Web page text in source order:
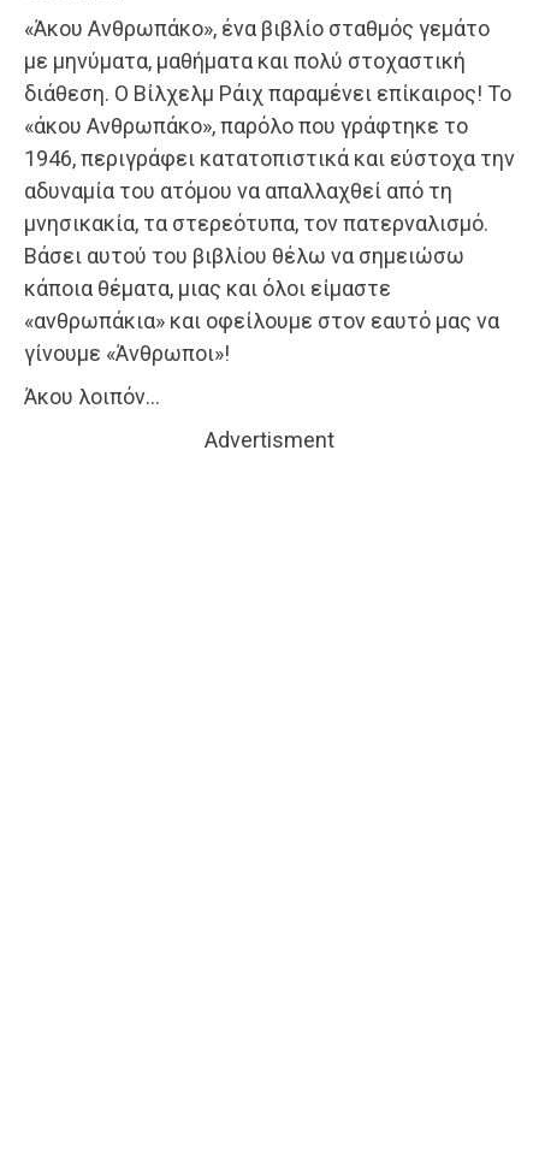
«Άκου Ανθρωπάκο», ένα βιβλίο σταθμός γεμάτο
με μηνύματα, μαθήματα και πολύ στοχαστική
διάθεση. Ο Βίλχελμ Ράιχ παραμένει επίκαιρος! Το
«άκου Ανθρωπάκο», παρόλο που γράφτηκε το
1946, περιγράφει κατατοπιστικά και εύστοχα την
αδυναμία του ατόμου να απαλλαχθεί από τη
μνησικακία, τα στερεότυπα, τον πατερναλισμό.
Βάσει αυτού του βιβλίου θέλω να σημειώσω
κάποια θέματα, μιας και όλοι είμαστε
«ανθρωπάκια» και οφείλουμε στον εαυτό μας να
γίνουμε «Άνθρωποι»!
Άκου λοιπόν…
Advertisment